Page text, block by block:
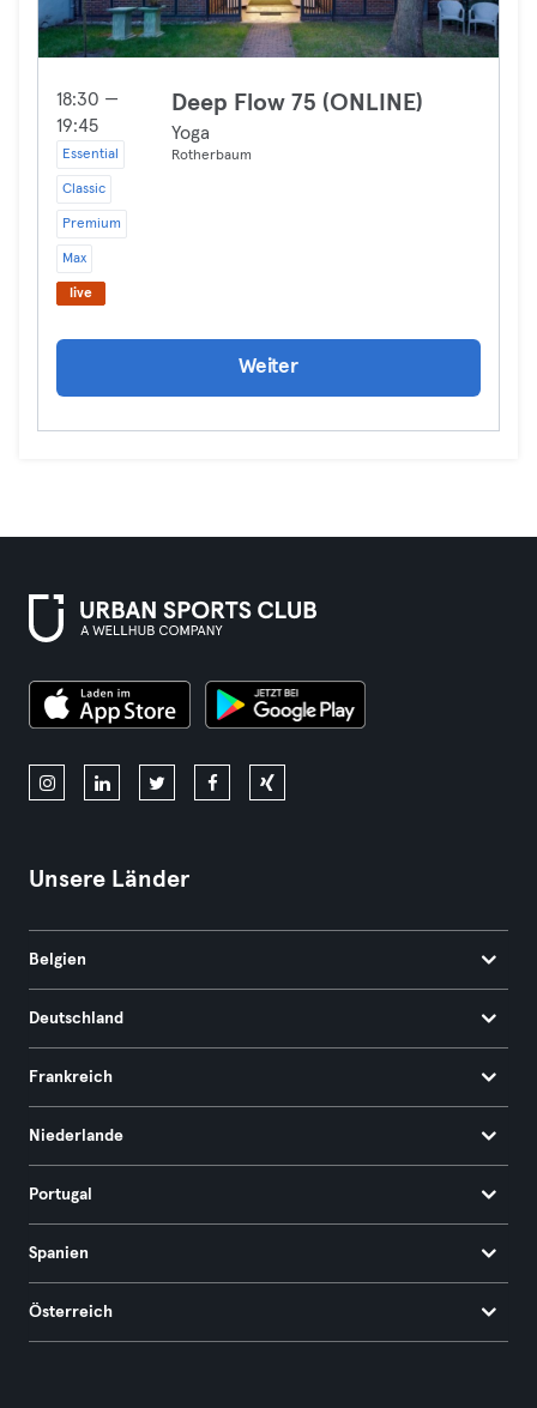
18:30 —
19:45
Essential
Classic
Premium
Max
live
Deep Flow 75 (ONLINE)
Yoga
Rotherbaum
Weiter
Unsere Länder
Belgien
Deutschland
Frankreich
Niederlande
Portugal
Spanien
Österreich